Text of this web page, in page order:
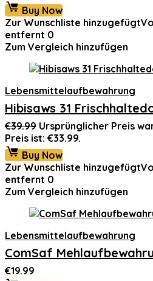
Buy Now
Zur Wunschliste hinzugefügt
entfernt 0
Zum Vergleich hinzufügen
Lebensmittelaufbewahrung
Hibisaws 31
€39.99 Ursprünglicher Preis
Preis ist: €33.99.
Buy Now
Zur Wunschliste hinzugefügt
entfernt 0
Zum Vergleich hinzufügen
Lebensmittelaufbewahrung
ComSaf
€19.99